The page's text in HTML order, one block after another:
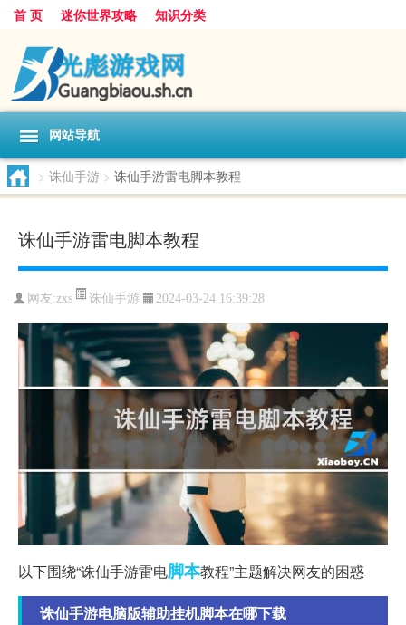
首 页 迷你世界攻略 知识分类
网站导航
> 诛仙手游 > 诛仙手游雷电脚本教程
诛仙手游雷电脚本教程
网友:zxs 诛仙手游 2024-03-24 16:39:28
以下围绕“诛仙手游雷电脚本教程”主题解决网友的困惑
诛仙手游电脑版辅助挂机脚本在哪下载